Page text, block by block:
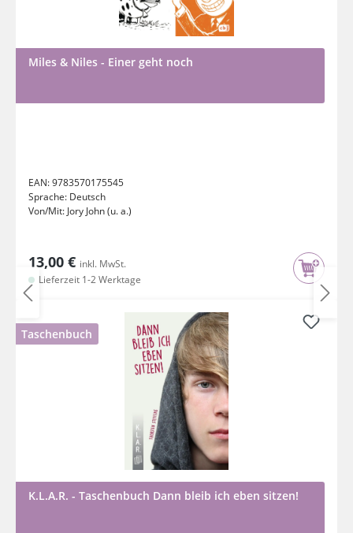
Miles & Niles - Einer geht noch
EAN:9783570175545
Sprache: Deutsch
Von/Mit: Jory John (u. a.)
13,00 € inkl. MwSt.
Lieferzeit 1-2 Werktage
Taschenbuch
K.L.A.R. - Taschenbuch Dann bleib ich eben sitzen!